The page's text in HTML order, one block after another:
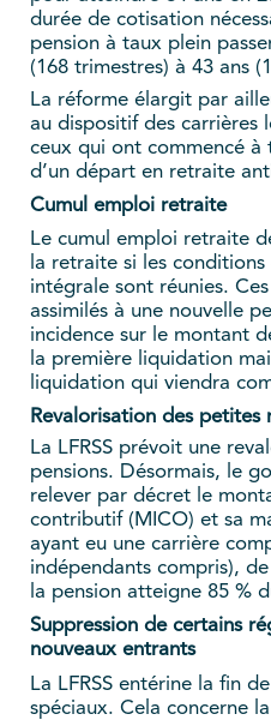
durée de cotisation
pension à taux plein
(168 trimestres) à 43 ans
La réforme élargit par
au dispositif des carrières
ceux qui ont commencé
d’un départ en retraite
Cumul emploi retraite
Le cumul emploi retraite
la retraite si les
intégrale sont réunies.
assimilés à une nouvelle
incidence sur le montant
la première liquidation
liquidation qui viendra
Revalorisation des petites
La LFRSS prévoit une
pensions. Désormais, le
relever par décret le
contributif (MICO) et sa
ayant eu une carrière
indépendants compris),
la pension atteigne 85 %
Suppression de certains
nouveaux entrants
La LFRSS entérine la fin
spéciaux. Cela concerne